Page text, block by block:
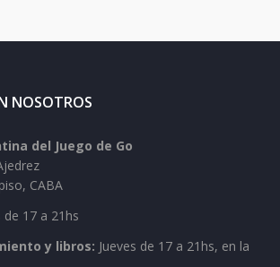
NOSOTROS
del Juego de Go
CABA
de 17 a 21hs
y libros: Jueves de 17 a 21hs, en la